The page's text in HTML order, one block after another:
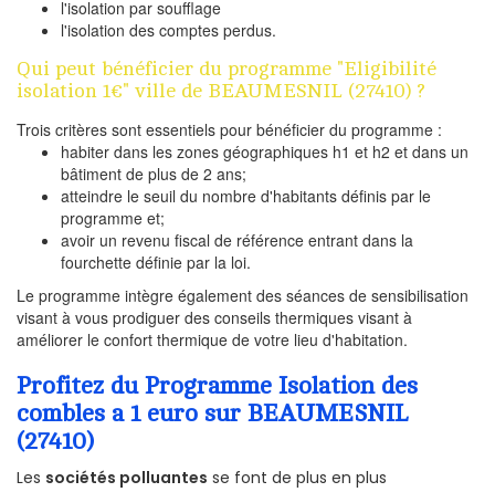
l'isolation par soufflage
l'isolation des comptes perdus.
Qui peut bénéficier du programme "Eligibilité
isolation 1€" ville de BEAUMESNIL (27410) ?
Trois critères sont essentiels pour bénéficier du programme :
habiter dans les zones géographiques h1 et h2 et dans un
bâtiment de plus de 2 ans;
atteindre le seuil du nombre d'habitants définis par le
programme et;
avoir un revenu fiscal de référence entrant dans la
fourchette définie par la loi.
Le programme intègre également des séances de sensibilisation
visant à vous prodiguer des conseils thermiques visant à
améliorer le confort thermique de votre lieu d'habitation.
Profitez du Programme Isolation des
combles a 1 euro sur BEAUMESNIL
(27410)
Les sociétés polluantes se font de plus en plus